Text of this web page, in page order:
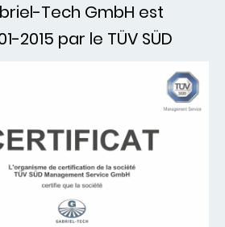
Tech GmbH est
2015 par le TÜV SÜD